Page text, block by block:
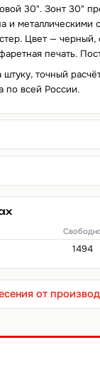
30". Зонт 30"
и металлическими
Цвет —
печать.
точный
по всей России.
1494
от